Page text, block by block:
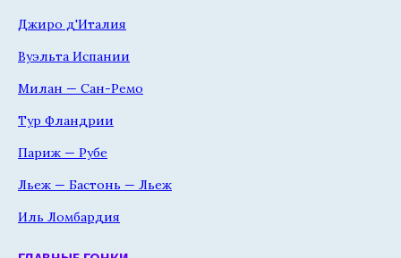
Джиро д'Италия
Вуэльта Испании
Милан — Сан-Ремо
Тур Фландрии
Париж — Рубе
Льеж — Бастонь — Льеж
Иль Ломбардия